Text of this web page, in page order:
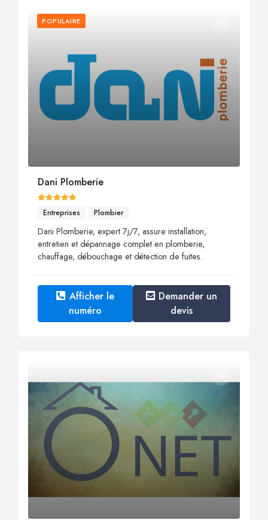
POPULAIRE
Dani Plomberie
Entreprises Plombier
Dani Plomberie, expert 7j/7, assure installation,
entretien et dépannage complet en plomberie,
chauffage, débouchage et détection de fuites.
Afficher le
numéro
Demander un
devis